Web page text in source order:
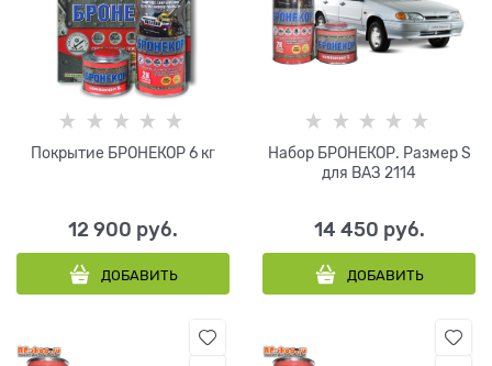
Покрытие БРОНЕКОР 6 кг
12 900 руб.
ДОБАВИТЬ
Набор БРОНЕКОР. Размер S
для ВАЗ 2114
14 450 руб.
ДОБАВИТЬ